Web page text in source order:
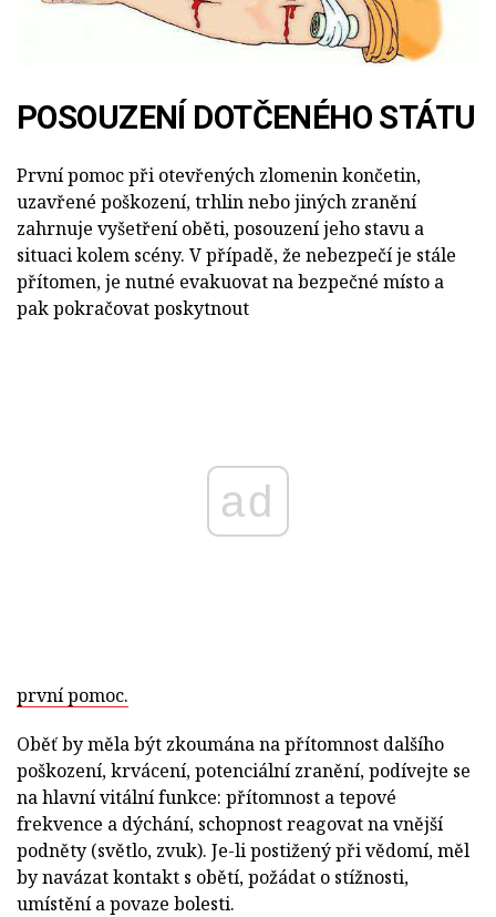
POSOUZENÍ DOTČENÉHO STÁTU
První pomoc při otevřených zlomenin končetin,
uzavřené poškození, trhlin nebo jiných zranění
zahrnuje vyšetření oběti, posouzení jeho stavu a
situaci kolem scény. V případě, že nebezpečí je stále
přítomen, je nutné evakuovat na bezpečné místo a
pak pokračovat poskytnout
ad
první pomoc.
Oběť by měla být zkoumána na přítomnost dalšího
poškození, krvácení, potenciální zranění, podívejte se
na hlavní vitální funkce: přítomnost a tepové
frekvence a dýchání, schopnost reagovat na vnější
podněty (světlo, zvuk). Je-li postižený při vědomí, měl
by navázat kontakt s obětí, požádat o stížnosti,
umístění a povaze bolesti.